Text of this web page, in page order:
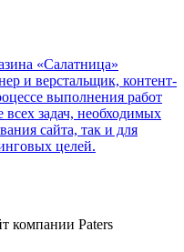
«Салатница»
и верстальщик, контент-
выполнения работ
всех задач, необходимых
сайта, так и для
целей.